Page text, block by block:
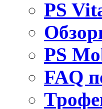
PS
PS
FAQ